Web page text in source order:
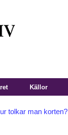
Källor
tolkar man korten?